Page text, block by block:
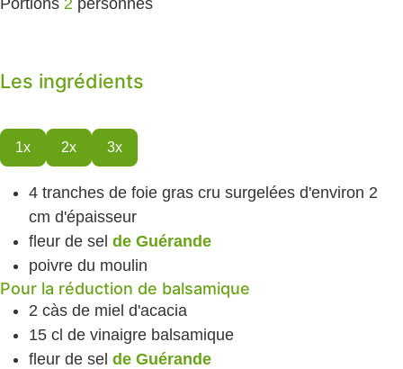
Les ingrédients
1x 2x 3x
4 tranches de foie gras cru surgelées d'environ 2
cm d'épaisseur
fleur de sel de Guérande
poivre du moulin
Pour la réduction de balsamique
2 càs de miel d'acacia
15 cl de vinaigre balsamique
fleur de sel de Guérande